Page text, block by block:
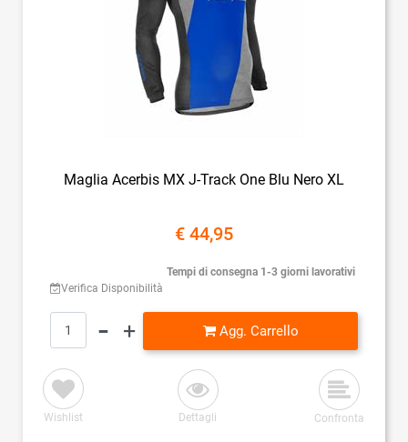
Maglia Acerbis MX J-Track One Blu Nero XL
€ 44,95
Verifica Disponibilità
Tempi di consegna 1-3 giorni lavorativi
Quantità
Agg. Carrello
Wishlist Dettagli Confronta